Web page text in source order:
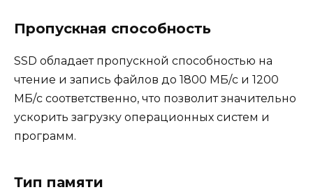
Пропускная способность
SSD обладает пропускной способностью на
чтение и запись файлов до 1800 МБ/с и 1200
МБ/с соответственно, что позволит значительно
ускорить загрузку операционных систем и
программ.
Тип памяти